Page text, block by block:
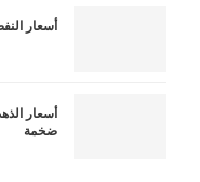
أسعار النفط
أسعار
ضخمة